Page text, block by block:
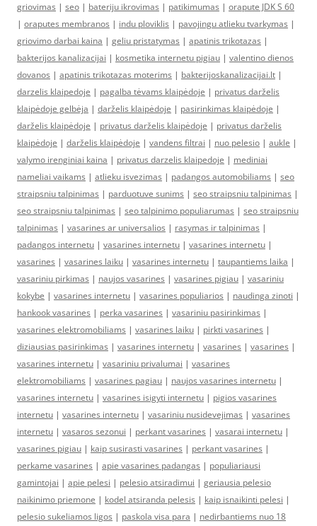
griovimas | seo | bateriju ikrovimas | patikimumas | orapute JDK S 60
| oraputes membranos | indu ploviklis | pavojingu atlieku tvarkymas |
griovimo darbai kaina | geliu pristatymas | apatinis trikotazas |
bakterijos kanalizacijai | kosmetika internetu pigiau | valentino dienos
dovanos | apatinis trikotazas moterims | bakterijoskanalizacijai.lt |
darzelis klaipedoje | pagalba tėvams klaipėdoje | privatus darželis
klaipėdoje gelbėja | darželis klaipėdoje | pasirinkimas klaipėdoje |
darželis klaipėdoje | privatus darželis klaipėdoje | privatus darželis
klaipėdoje | darželis klaipėdoje | vandens filtrai | nuo pelesio | aukle |
valymo irenginiai kaina | privatus darzelis klaipedoje | mediniai
nameliai vaikams | atlieku isvezimas | padangos automobiliams | seo
straipsniu talpinimas | parduotuve sunims | seo straipsniu talpinimas |
seo straipsniu talpinimas | seo talpinimo populiarumas | seo straipsniu
talpinimas | vasarines ar universalios | rasymas ir talpinimas |
padangos internetu | vasarines internetu | vasarines internetu |
vasarines | vasarines laiku | vasarines internetu | taupantiems laika |
vasariniu pirkimas | naujos vasarines | vasarines pigiau | vasariniu
kokybe | vasarines internetu | vasarines populiarios | naudinga zinoti |
hankook vasarines | perka vasarines | vasariniu pasirinkimas |
vasarines elektromobiliams | vasarines laiku | pirkti vasarines |
diziausias pasirinkimas | vasarines internetu | vasarines | vasarines |
vasarines internetu | vasariniu privalumai | vasarines
elektromobiliams | vasarines pagiau | naujos vasarines internetu |
vasarines internetu | vasarines isigyti internetu | pigios vasarines
internetu | vasarines internetu | vasariniu nusidevejimas | vasarines
internetu | vasaros sezonui | perkant vasarines | vasarai internetu |
vasarines pigiau | kaip susirasti vasarines | perkant vasarines |
perkame vasarines | apie vasarines padangas | populiariausi
gamintojai | apie pelesi | pelesio atsiradimui | geriausia pelesio
naikinimo priemone | kodel atsiranda pelesis | kaip isnaikinti pelesi |
pelesio sukeliamos ligos | paskola visa para | nedirbantiems nuo 18